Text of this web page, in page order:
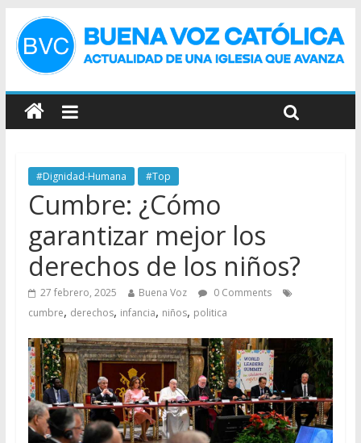
#Dignidad-Humana #Top
Cumbre: ¿Cómo
garantizar mejor los
derechos de los niños?
27 febrero, 2025 Buena Voz
0 Comments
cumbre, derechos, infancia, niños, politica